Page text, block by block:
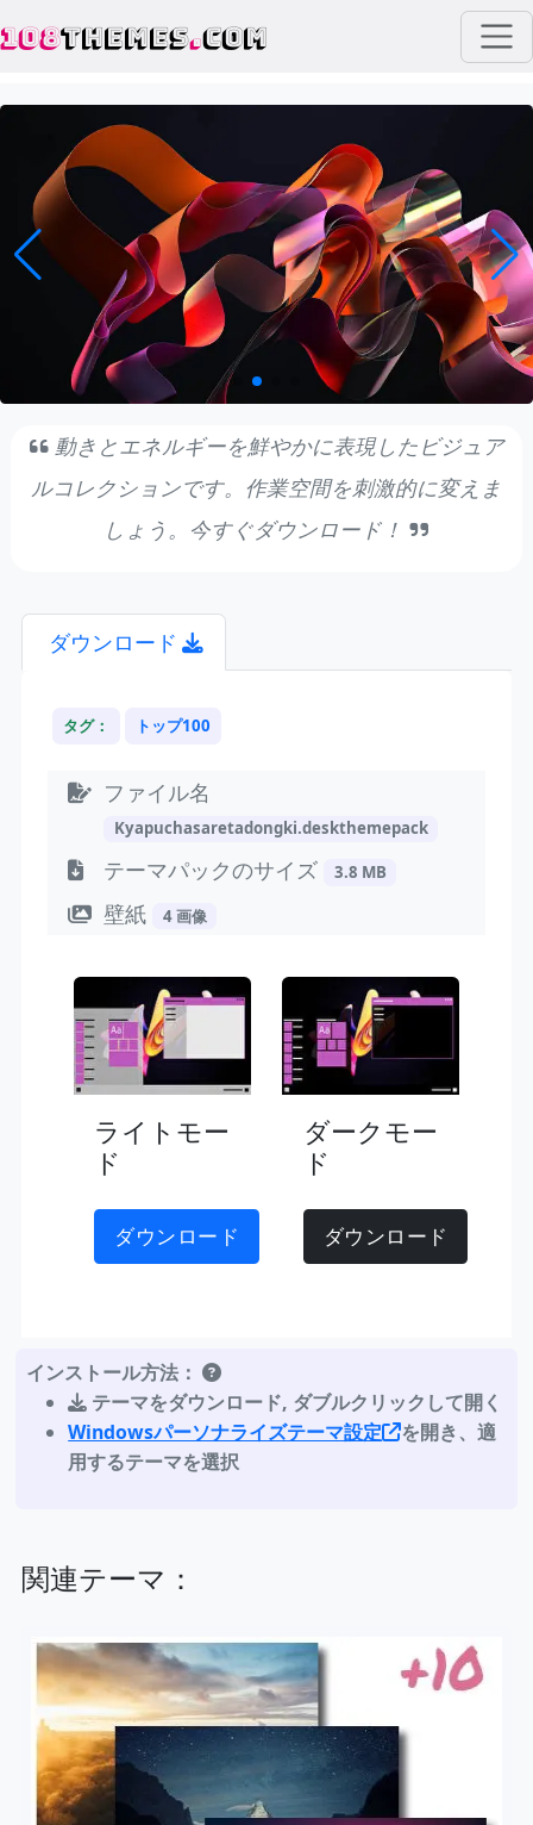
108THEMES.COM
動きとエネルギーを鮮やかに表現したビジュア
ルコレクションです。作業空間を刺激的に変えま
しょう。今すぐダウンロード！
ダウンロード
タグ： トップ100
ファイル名
Kyapuchasaretadongki.deskthemepack
テーマパックのサイズ 3.8 MB
壁紙 4 画像
ライトモー
ド
ダウンロード
ダークモー
ド
ダウンロード
インストール方法：
テーマをダウンロード, ダブルクリックして開く
Windowsパーソナライズテーマ設定
を開き、適
用するテーマを選択
関連テーマ：